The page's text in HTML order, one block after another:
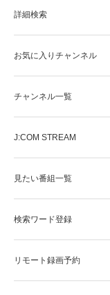
詳細検索
お気に入りチャンネル
チャンネル一覧
J:COM STREAM
見たい番組一覧
検索ワード登録
リモート録画予約